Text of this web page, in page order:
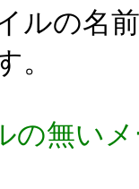
ルの名
。
の無い